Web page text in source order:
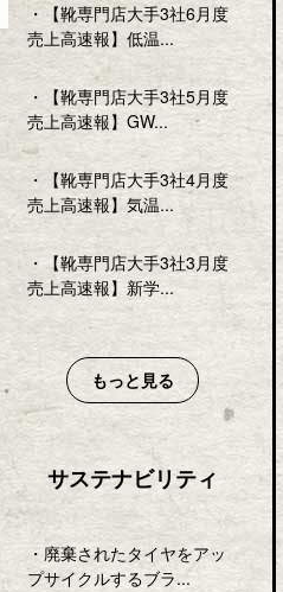
・ 【靴専門店大手3社6月度
売上高速報】低温...
・
【靴専門店大手3社5月度
売上高速報】GW...
・
【靴専門店大手3社4月度
売上高速報】気温...
・ 【靴専門店大手3社3月度
売上高速報】新学...
もっと見る
サステナビリティ
・ 廃棄されたタイヤをアッ
プサイクルするブラ...